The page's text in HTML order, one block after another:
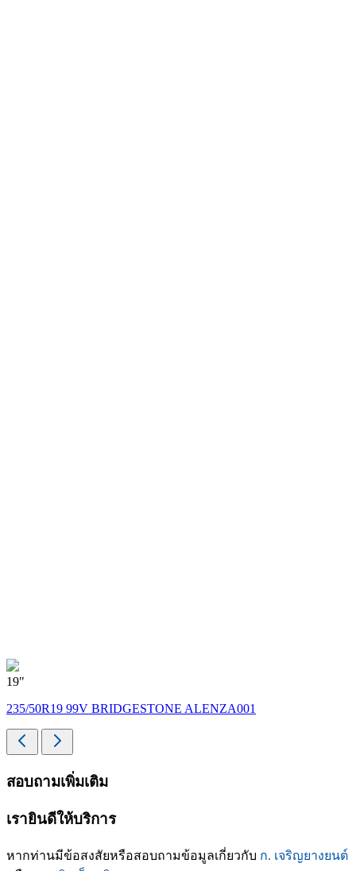
19"
235/50R19 99V BRIDGESTONE ALENZA001
สอบถามเพิ่มเติม
เรายินดีให้บริการ
หากท่านมีข้อสงสัยหรือสอบถามข้อมูลเกี่ยวกับ ก. เจริญยางยนต์